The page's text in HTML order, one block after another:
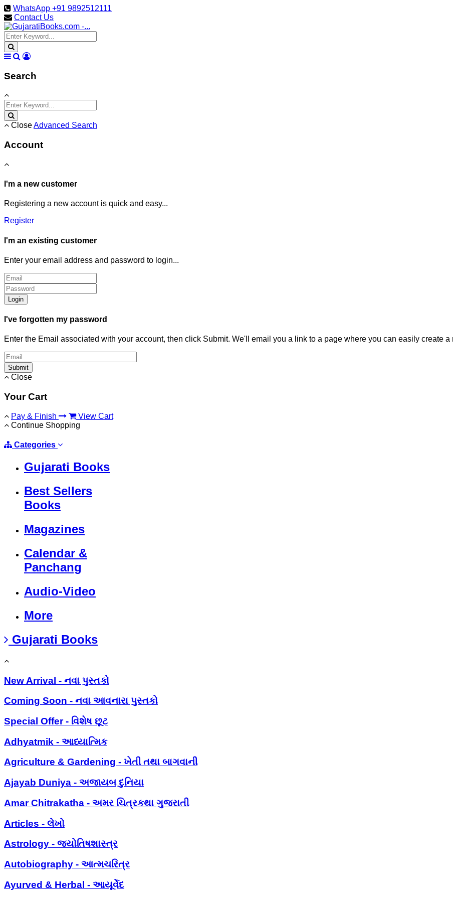
WhatsApp +91 9892512111
Contact Us
Search
CloseAdvanced Search
Account
I'm a new customer
Registering a new account is quick and easy...
Register
I'm an existing customer
Enter your email address and password to login...
Login
I've forgotten my password
Enter the Email associated with your account, then click Submit. We'll email you a link to a page where you can easily create a
Submit
Close
Your Cart
Pay & Finish
View Cart
Continue Shopping
Categories
Gujarati Books
Best Sellers
Books
Magazines
Calendar &
Panchang
Audio-Video
More
Gujarati Books
New Arrival - નવા પુસ્તકો
Coming Soon - નવા આવનારા પુસ્તકો
Special Offer - વિશેષ છૂટ
Adhyatmik - આધ્યાત્મિક
Agriculture & Gardening - ખેતી તથા બાગવાની
Ajayab Duniya - અજાયબ દુનિયા
Amar Chitrakatha - અમર ચિત્રકથા ગુજરાતી
Articles - લેખો
Astrology - જ્યોતિષશાસ્ત્ર
Autobiography - આત્મચરિત્ર
Ayurved & Herbal - આયૂર્વેદ